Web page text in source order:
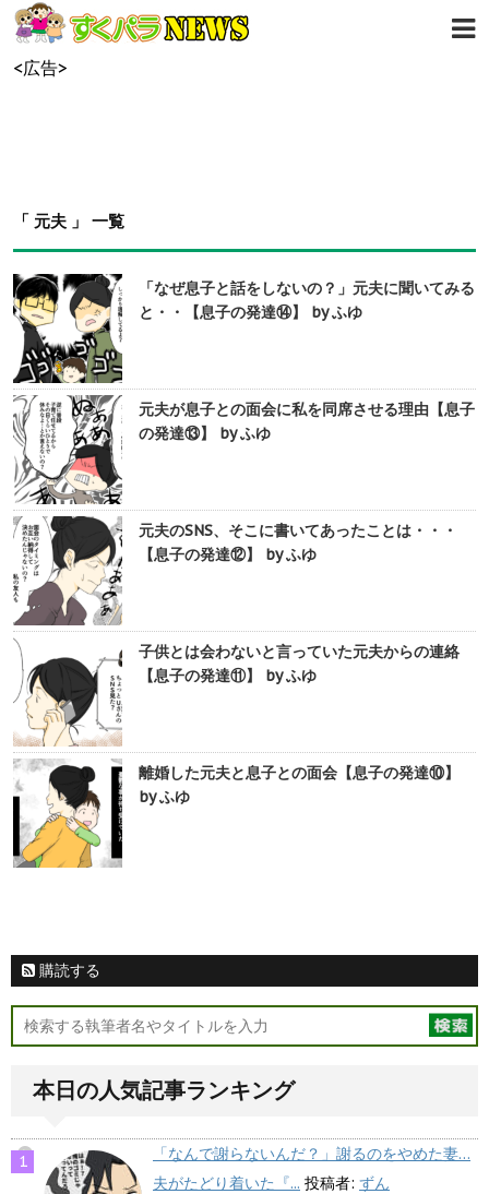
<広告>
「 元夫 」 一覧
「なぜ息子と話をしないの？」元夫に聞いてみる
と・・【息子の発達⑭】 by ふゆ
元夫が息子との面会に私を同席させる理由【息子
の発達⑬】 by ふゆ
元夫のSNS、そこに書いてあったことは・・・
【息子の発達⑫】 by ふゆ
子供とは会わないと言っていた元夫からの連絡
【息子の発達⑪】 by ふゆ
離婚した元夫と息子との面会【息子の発達⑩】
by ふゆ
購読する
本日の人気記事ランキング
「なんで謝らないんだ？」謝るのをやめた妻…
夫がたどり着いた『... 投稿者: ずん